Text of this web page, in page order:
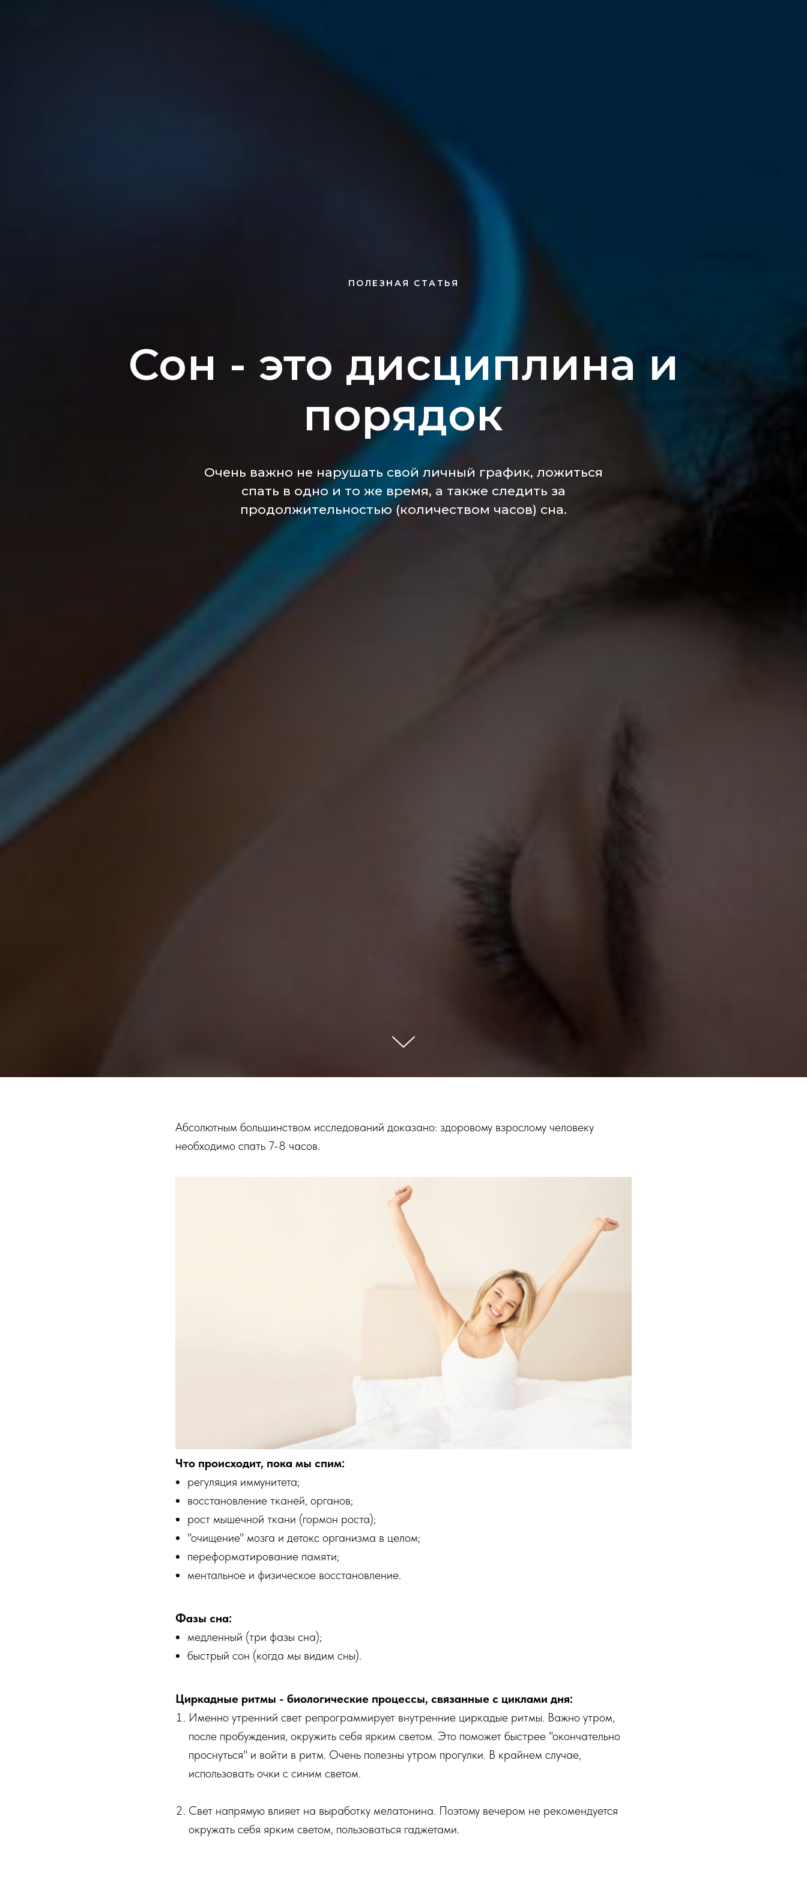
ПОЛЕЗНАЯ СТАТЬЯ
Сон - это дисциплина и
порядок
Очень важно не нарушать свой личный график, ложиться
спать в одно и то же время, а также следить за
продолжительностью (количеством часов) сна.
Абсолютным большинством исследований доказано: здоровому взрослому человеку
необходимо спать 7-8 часов.
Что происходит, пока мы спим:
регуляция иммунитета;
восстановление тканей, органов;
рост мышечной ткани (гормон роста);
"очищение" мозга и детокс организма в целом;
переформатирование памяти;
ментальное и физическое восстановление.
Фазы сна:
медленный (три фазы сна);
быстрый сон (когда мы видим сны).
Циркадные ритмы - биологические процессы, связанные с циклами дня:
Именно утренний свет репрограммирует внутренние циркадые ритмы. Важно утром,
после пробуждения, окружить себя ярким светом. Это поможет быстрее "окончательно
проснуться" и войти в ритм. Очень полезны утром прогулки. В крайнем случае,
использовать очки с синим светом.
Свет напрямую влияет на выработку мелатонина. Поэтому вечером не рекомендуется
окружать себя ярким светом, пользоваться гаджетами.